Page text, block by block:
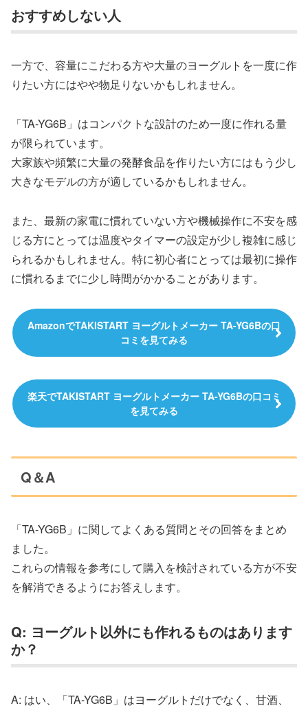
おすすめしない人
一方で、容量にこだわる方や大量のヨーグルトを一度に作
りたい方にはやや物足りないかもしれません。
「TA-YG6B」はコンパクトな設計のため一度に作れる量
が限られています。
大家族や頻繁に大量の発酵食品を作りたい方にはもう少し
大きなモデルの方が適しているかもしれません。
また、最新の家電に慣れていない方や機械操作に不安を感
じる方にとっては温度やタイマーの設定が少し複雑に感じ
られるかもしれません。特に初心者にとっては最初に操作
に慣れるまでに少し時間がかかることがあります。
AmazonでTAKISTART ヨーグルトメーカー TA-YG6Bの口
コミを見てみる
楽天でTAKISTART ヨーグルトメーカー TA-YG6Bの口コミ
を見てみる
Q＆A
「TA-YG6B」に関してよくある質問とその回答をまとめ
ました。
これらの情報を参考にして購入を検討されている方が不安
を解消できるようにお答えします。
Q: ヨーグルト以外にも作れるものはあります
か？
A: はい、「TA-YG6B」はヨーグルトだけでなく、甘酒、